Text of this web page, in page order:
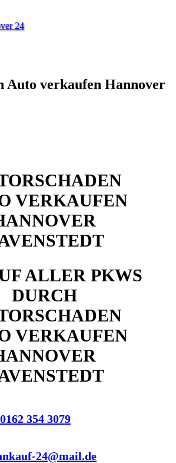
24
Auto verkaufen Hannover
VERKAUFEN
ALLER PKWS
DURCH
VERKAUFEN
0162 354 3079
24@mail.de